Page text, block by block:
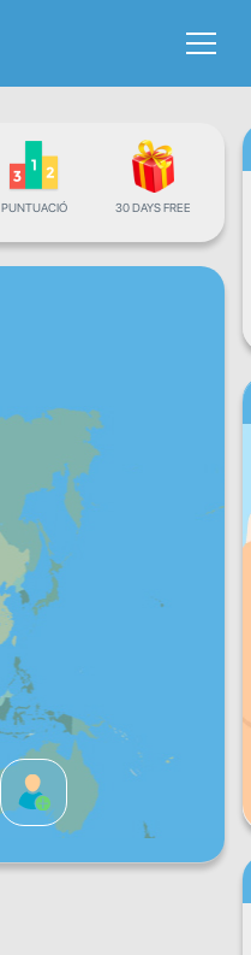
PUNTUACIÓ 30 DAYS FREE